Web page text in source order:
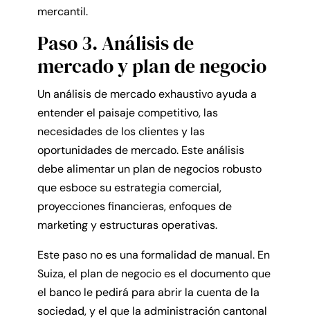
mercantil.
Paso 3. Análisis de
mercado y plan de negocio
Un análisis de mercado exhaustivo ayuda a
entender el paisaje competitivo, las
necesidades de los clientes y las
oportunidades de mercado. Este análisis
debe alimentar un plan de negocios robusto
que esboce su estrategia comercial,
proyecciones financieras, enfoques de
marketing y estructuras operativas.
Este paso no es una formalidad de manual. En
Suiza, el plan de negocio es el documento que
el banco le pedirá para abrir la cuenta de la
sociedad, y el que la administración cantonal